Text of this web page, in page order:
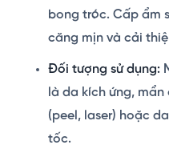
bong tróc. Cấp ẩm
căng mịn và cải
Đối tượng sử dụng:
là da kích ứng,
(peel, laser) hoặc
tốc.